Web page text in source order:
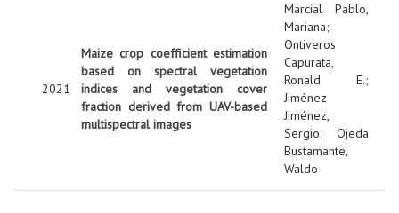
2021
Maize crop coefficient estimation
based on spectral vegetation
indices and vegetation cover
fraction derived from UAV-based
multispectral images
Marcial Pablo,
Mariana;
Ontiveros
Capurata,
Ronald E.;
Jiménez
Jiménez,
Sergio; Ojeda
Bustamante,
Waldo